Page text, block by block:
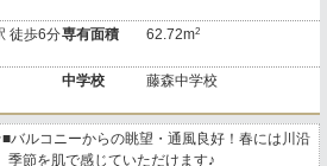
徒歩6分専有面積 62.72m2
中学校 藤森中学校
ルコニーからの眺望・通風良好！春には川沿
季節を肌で感じていただけます♪